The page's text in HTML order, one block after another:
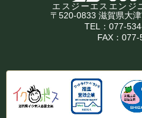
エスジーエスエンジ
〒520-0833 滋賀県大
TEL：077-
FAX：